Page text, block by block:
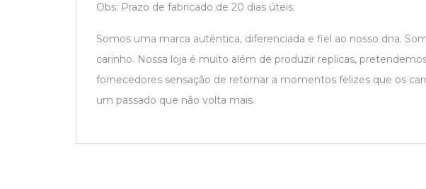
Obs: Prazo de fabricado de 20 dias úteis.
Somos uma marca autêntica, diferenciada e fiel ao nosso dna.
carinho. Nossa loja é muito além de produzir replicas,
fornecedores sensação de retornar a momentos felizes que os
um passado que não volta mais.